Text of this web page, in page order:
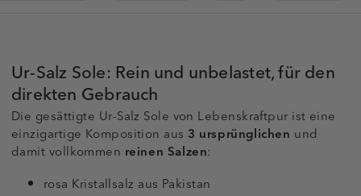
Ur-Salz Sole: Rein und unbelastet, für den
direkten Gebrauch
Die gesättigte Ur-Salz Sole von Lebenskraftpur ist eine
einzigartige Komposition aus 3 ursprünglichen und
damit vollkommen reinen Salzen:
rosa Kristallsalz aus Pakistan